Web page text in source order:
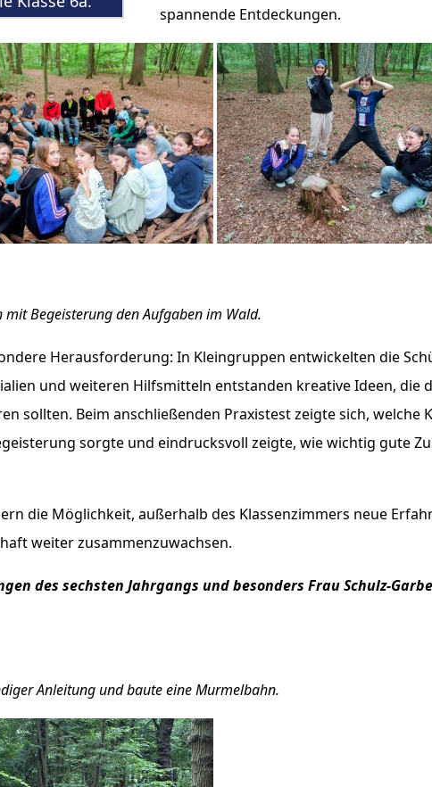
spannende Entdeckungen.
mit Begeisterung den Aufgaben im Wald.
Herausforderung: In Kleingruppen entwickelten die
und weiteren Hilfsmitteln entstanden kreative Ideen, die
sollten. Beim anschließenden Praxistest zeigte sich,
sorgte und eindrucksvoll zeigte, wie wichtig gute
die Möglichkeit, außerhalb des Klassenzimmers neue
weiter zusammenzuwachsen.
des sechsten Jahrgangs und besonders Frau Schulz-
Anleitung und baute eine Murmelbahn.